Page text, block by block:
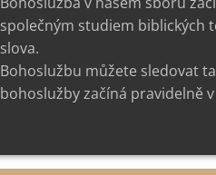
společným studiem biblických
slova.
Bohoslužbu můžete sledovat
bohoslužby začíná pravidelně